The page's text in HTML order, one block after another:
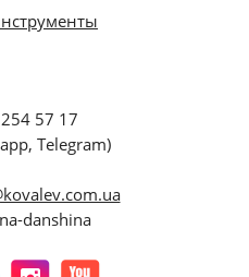
57 17
Telegram)
danshina